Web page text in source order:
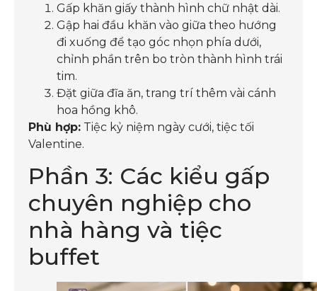
Gấp khăn giấy thành hình chữ nhật dài.
Gập hai đầu khăn vào giữa theo hướng
đi xuống để tạo góc nhọn phía dưới,
chỉnh phần trên bo tròn thành hình trái
tim.
Đặt giữa đĩa ăn, trang trí thêm vài cánh
hoa hồng khô.
Phù hợp: Tiệc kỷ niệm ngày cưới, tiệc tối
Valentine.
Phần 3: Các kiểu gấp
chuyên nghiệp cho
nhà hàng và tiệc
buffet